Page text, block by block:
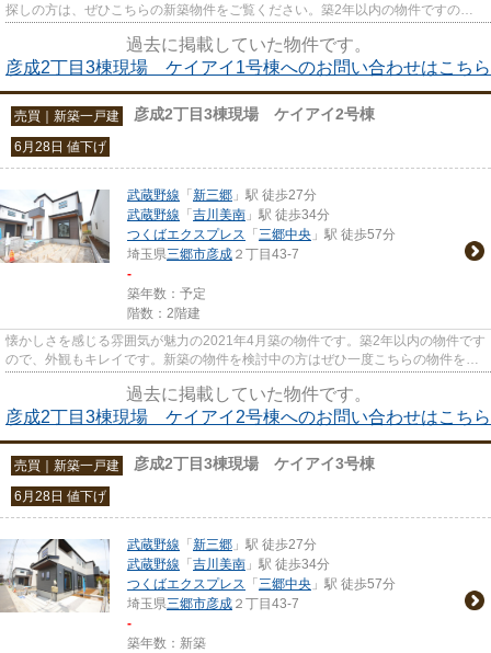
探しの方は、ぜひこちらの新築物件をご覧ください。築2年以内の物件ですの
過去に掲載していた物件です。
彦成2丁目3棟現場 ケイアイ1号棟へのお問い合わせはこちら
売買｜新築一戸建 彦成2丁目3棟現場 ケイアイ2号棟
6月28日 値下げ
武蔵野線 「 新三郷 」駅 徒歩27分
武蔵野線 「 吉川美南 」駅 徒歩34分
つくばエクスプレス 「 三郷中央 」駅 徒歩57分
埼玉県三郷市彦成 ２丁目43-7
-
築年数：予定
階数：2階建
懐かしさを感じる雰囲気が魅力の2021年4月築の物件です。築2年以内の物件です
ので、外観もキレイです。新築の物件を検討中の方はぜひ一度こちらの物件をご
過去に掲載していた物件です。
彦成2丁目3棟現場 ケイアイ2号棟へのお問い合わせはこちら
売買｜新築一戸建 彦成2丁目3棟現場 ケイアイ3号棟
6月28日 値下げ
武蔵野線 「 新三郷 」駅 徒歩27分
武蔵野線 「 吉川美南 」駅 徒歩34分
つくばエクスプレス 「 三郷中央 」駅 徒歩57分
埼玉県三郷市彦成 ２丁目43-7
-
築年数：新築